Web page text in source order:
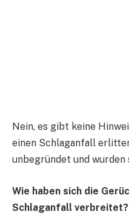
Nein, es gibt keine
einen Schlaganfall
unbegründet und
Wie haben sich die
Schlaganfall verbreitet?